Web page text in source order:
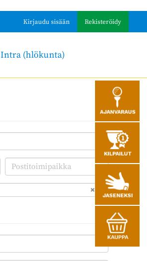
Kirjaudu sisään Rekisteröidy
Intra (hlökunta)